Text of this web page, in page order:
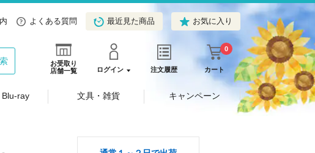
よくある質問 最近見た商品 お気に入り
お受取り
店舗一覧
ログイン 注文履歴 カート
0
Blu-ray 文具・雑貨 キャンペーン